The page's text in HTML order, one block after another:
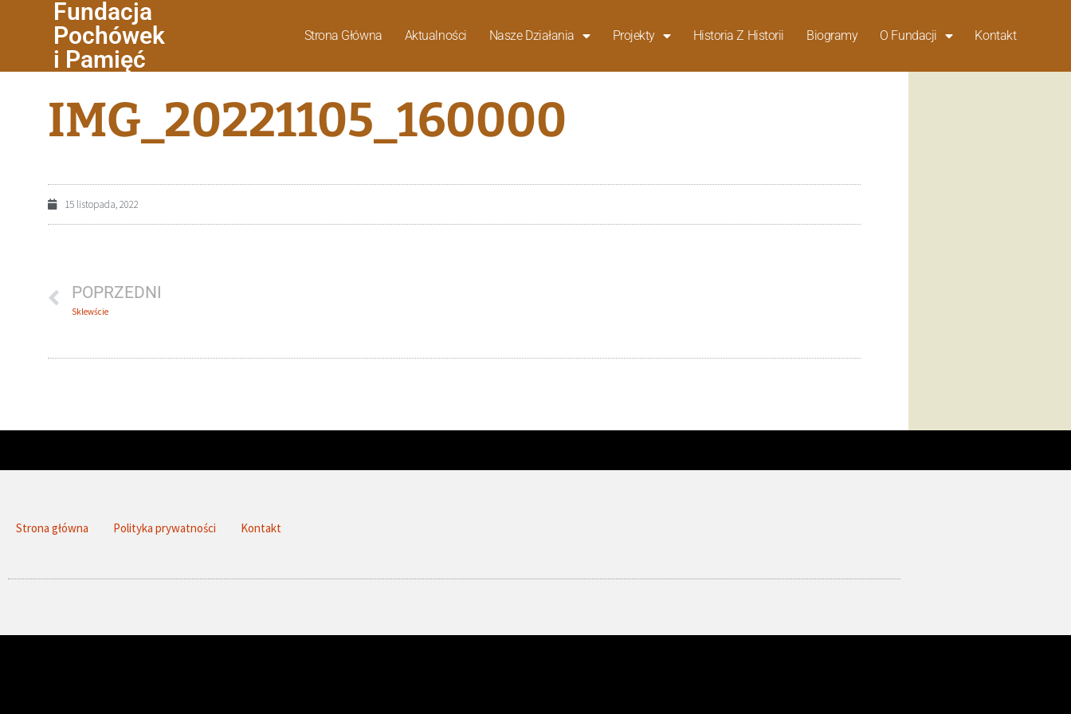
Fundacja
Pochówek
i Pamięć
Strona Główna Aktualności Nasze Działania Projekty Historia Z Historii Biogramy O Fundacji Kontakt
IMG_20221105_160000
15 listopada, 2022
POPRZEDNI
Sklewście
Strona główna Polityka prywatności Kontakt